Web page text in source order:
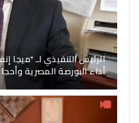
الرئيس التنفيذي لـ
أداء البورصة المصرية وأحجام